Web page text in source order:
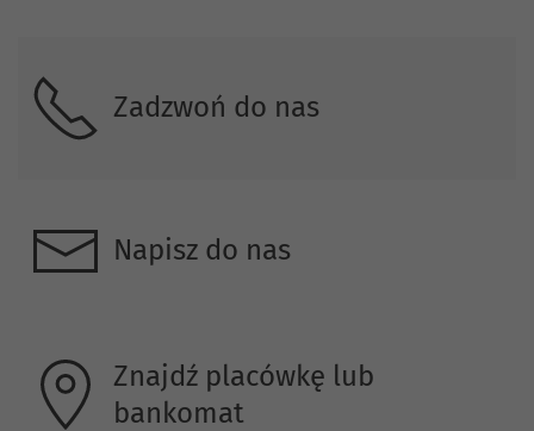
Zadzwoń do nas
Napisz do nas
Znajdź placówkę lub
bankomat